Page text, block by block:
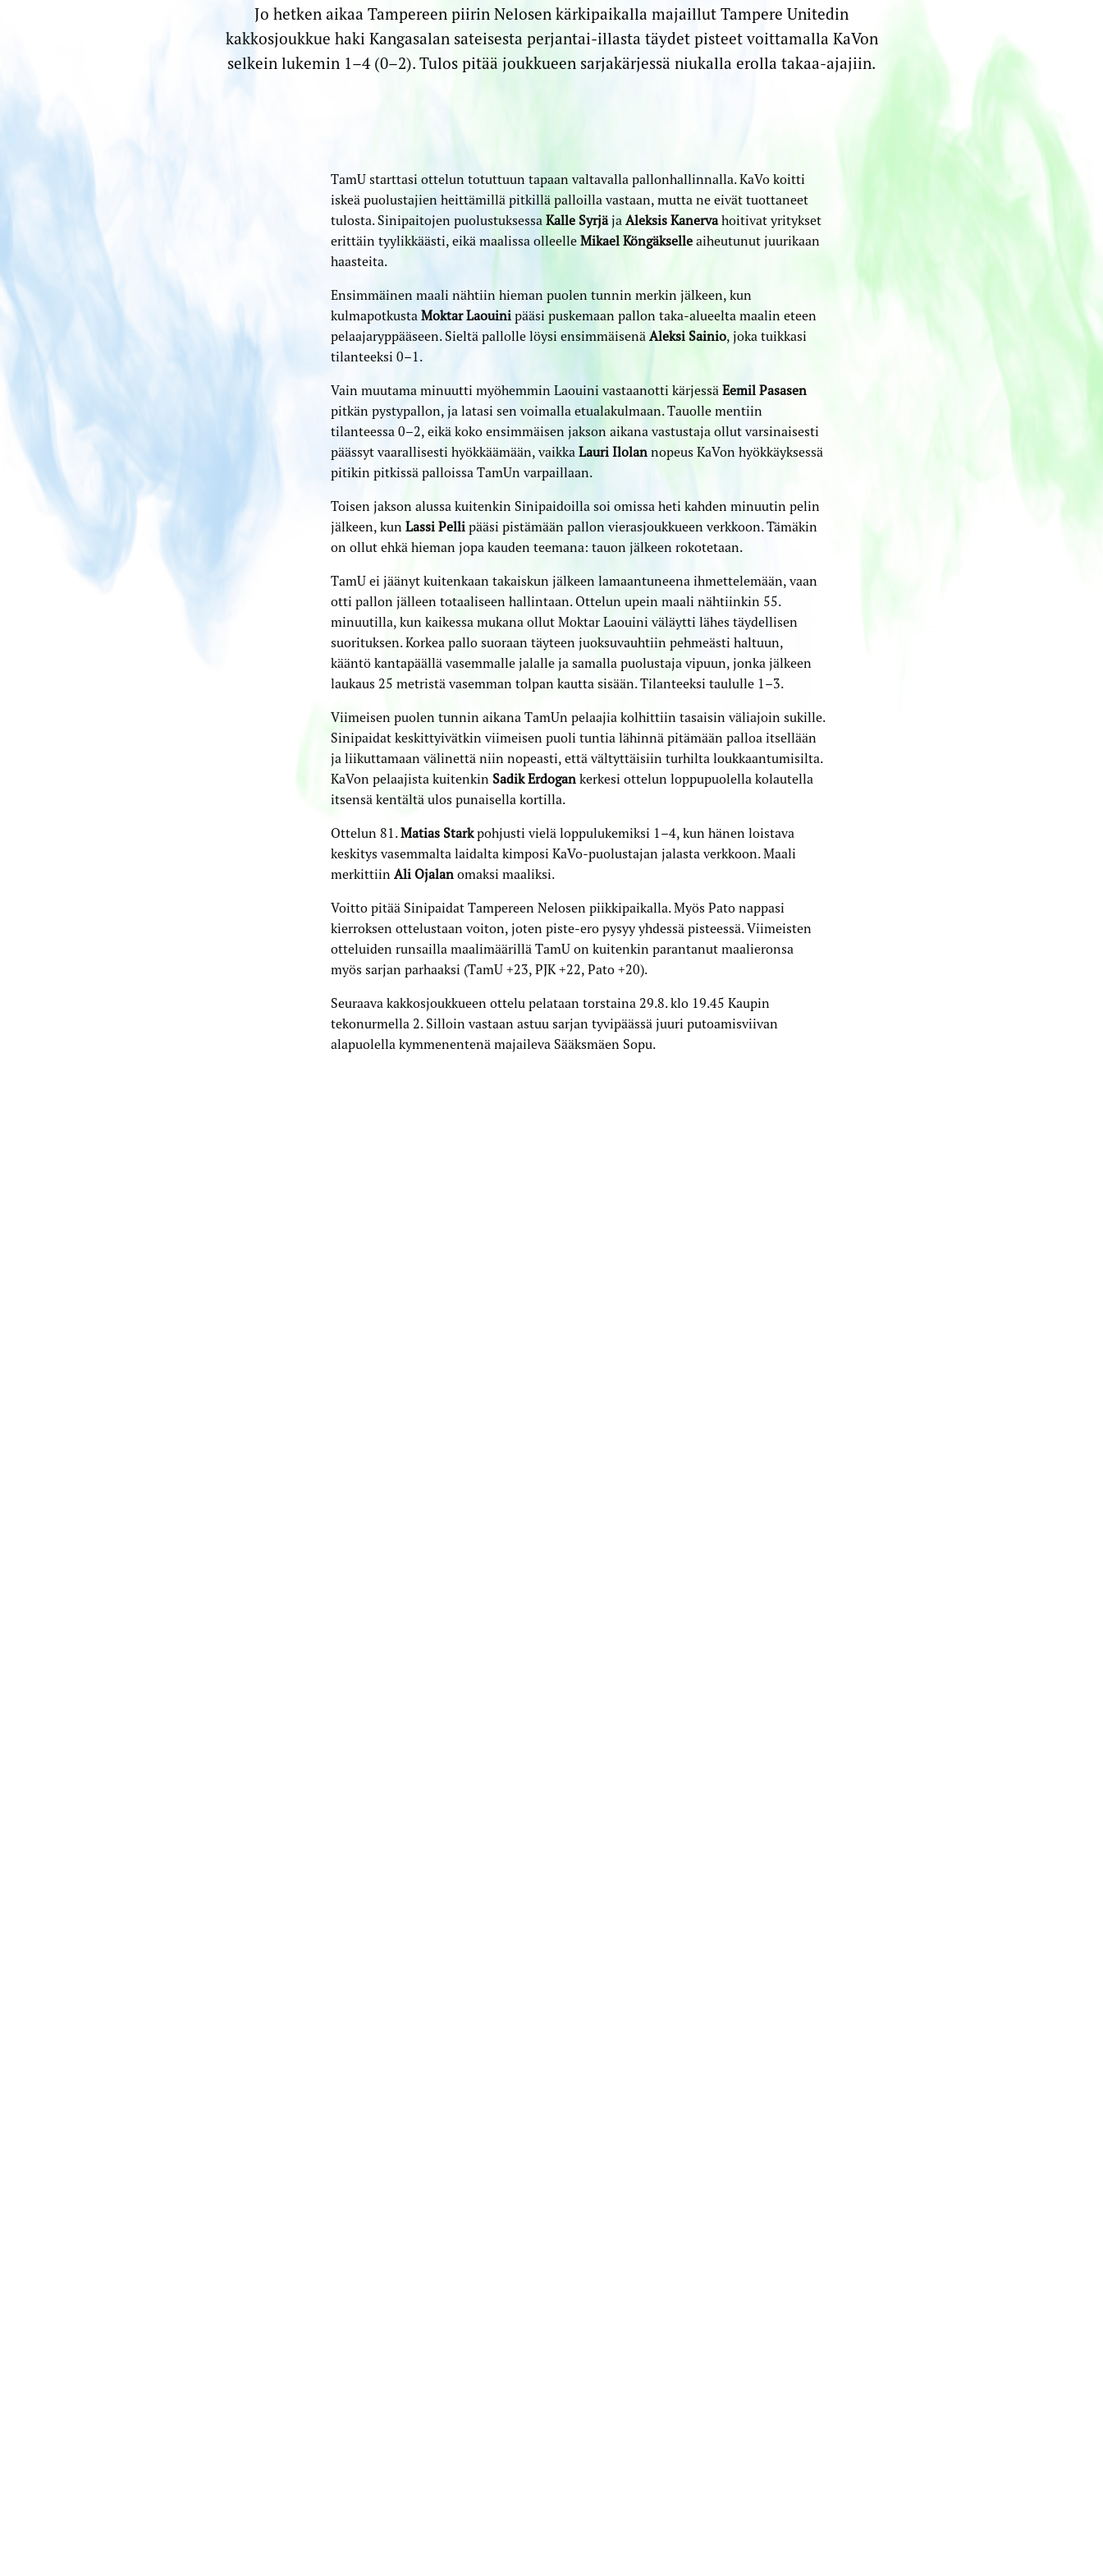
Jo hetken aikaa Tampereen piirin Nelosen kärkipaikalla majaillut Tampere Unitedin
kakkosjoukkue haki Kangasalan sateisesta perjantai-illasta täydet pisteet voittamalla KaVon
selkein lukemin 1–4 (0–2). Tulos pitää joukkueen sarjakärjessä niukalla erolla takaa-ajajiin.
TamU starttasi ottelun totuttuun tapaan valtavalla pallonhallinnalla. KaVo koitti
iskeä puolustajien heittämillä pitkillä palloilla vastaan, mutta ne eivät tuottaneet
tulosta. Sinipaitojen puolustuksessa Kalle Syrjäja Aleksis Kanervahoitivat yritykset
erittäin tyylikkäästi, eikä maalissa olleelle Mikael Köngäkselleaiheutunut juurikaan
haasteita.
Ensimmäinen maali nähtiin hieman puolen tunnin merkin jälkeen, kun
kulmapotkusta Moktar Laouinipääsi puskemaan pallon taka-alueelta maalin eteen
pelaajaryppääseen. Sieltä pallolle löysi ensimmäisenä Aleksi Sainio, joka tuikkasi
tilanteeksi 0–1.
Vain muutama minuutti myöhemmin Laouini vastaanotti kärjessä Eemil Pasasen
pitkän pystypallon, ja latasi sen voimalla etualakulmaan. Tauolle mentiin
tilanteessa 0–2, eikä koko ensimmäisen jakson aikana vastustaja ollut varsinaisesti
päässyt vaarallisesti hyökkäämään, vaikka Lauri Ilolannopeus KaVon hyökkäyksessä
pitikin pitkissä palloissa TamUn varpaillaan.
Toisen jakson alussa kuitenkin Sinipaidoilla soi omissa heti kahden minuutin pelin
jälkeen, kun Lassi Pellipääsi pistämään pallon vierasjoukkueen verkkoon. Tämäkin
on ollut ehkä hieman jopa kauden teemana: tauon jälkeen rokotetaan.
TamU ei jäänyt kuitenkaan takaiskun jälkeen lamaantuneena ihmettelemään, vaan
otti pallon jälleen totaaliseen hallintaan. Ottelun upein maali nähtiinkin 55.
minuutilla, kun kaikessa mukana ollut Moktar Laouini väläytti lähes täydellisen
suorituksen. Korkea pallo suoraan täyteen juoksuvauhtiin pehmeästi haltuun,
kääntö kantapäällä vasemmalle jalalle ja samalla puolustaja vipuun, jonka jälkeen
laukaus 25 metristä vasemman tolpan kautta sisään. Tilanteeksi taululle 1–3.
Viimeisen puolen tunnin aikana TamUn pelaajia kolhittiin tasaisin väliajoin sukille.
Sinipaidat keskittyivätkin viimeisen puoli tuntia lähinnä pitämään palloa itsellään
ja liikuttamaan välinettä niin nopeasti, että vältyttäisiin turhilta loukkaantumisilta.
KaVon pelaajista kuitenkin Sadik Erdogan kerkesi ottelun loppupuolella kolautella
itsensä kentältä ulos punaisella kortilla.
Ottelun 81.Matias Starkpohjusti vielä loppulukemiksi 1–4, kun hänen loistava
keskitys vasemmalta laidalta kimposi KaVo-puolustajan jalasta verkkoon. Maali
merkittiin Ali Ojalan omaksi maaliksi.
Voitto pitää Sinipaidat Tampereen Nelosen piikkipaikalla. Myös Pato nappasi
kierroksen ottelustaan voiton, joten piste-ero pysyy yhdessä pisteessä. Viimeisten
otteluiden runsailla maalimäärillä TamU on kuitenkin parantanut maalieronsa
myös sarjan parhaaksi (TamU +23, PJK +22, Pato +20).
Seuraava kakkosjoukkueen ottelu pelataan torstaina 29.8. klo 19.45 Kaupin
tekonurmella 2. Silloin vastaan astuu sarjan tyvipäässä juuri putoamisviivan
alapuolella kymmenentenä majaileva Sääksmäen Sopu.